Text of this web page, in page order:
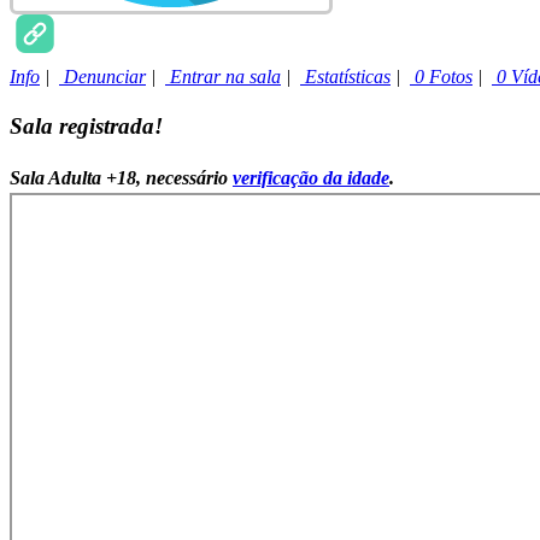
Info | Denunciar| Entrar na sala | Estatísticas | 0 Fotos | 0
Sala registrada!
Sala Adulta +18, necessário verificação da idade.